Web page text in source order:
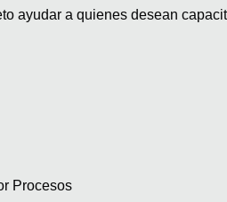
ayudar a quienes desean
Procesos